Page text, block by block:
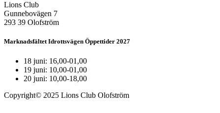
Lions Club
Gunnebovägen 7
293 39 Olofström
Marknadsfältet Idrottsvägen Öppettider 2027
18 juni: 16,00-01,00
19 juni: 10,00-01,00
20 juni: 10,00-18,00
Copyright© 2025 Lions Club Olofström